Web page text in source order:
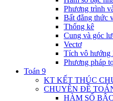
Phương trình
Bất đẳng thức
Thống kê
Cung và góc
Vectơ
Tích vô hướng
Phương pháp
Toán 9
KT KẾT THÚC
CHUYÊN ĐỀ
HÀM SỐ